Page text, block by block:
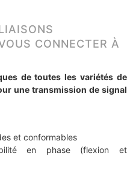
CONNECTER À
de toutes les variétés de
une transmission de signal
et conformables
en phase (flexion et